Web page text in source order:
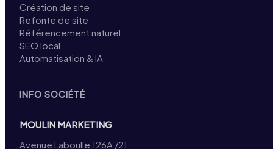
Création de site
Refonte de site
Référencement naturel
SEO local
Automatisation & IA
INFO SOCIÉTÉ
MOULIN MARKETING
Avenue Laboulle 126A /21